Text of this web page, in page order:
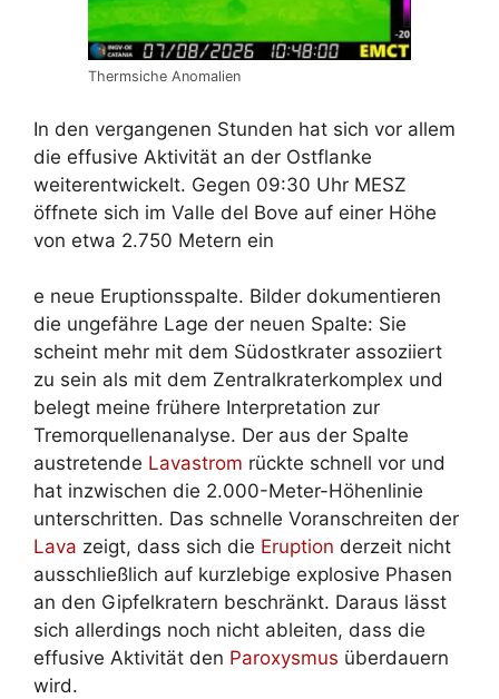
Thermsiche Anomalien
In den vergangenen Stunden hat sich vor allem
die effusive Aktivität an der Ostflanke
weiterentwickelt. Gegen 09:30 Uhr MESZ
öffnete sich im Valle del Bove auf einer Höhe
von etwa 2.750 Metern ein
e neue Eruptionsspalte. Bilder dokumentieren
die ungefähre Lage der neuen Spalte: Sie
scheint mehr mit dem Südostkrater assoziiert
zu sein als mit dem Zentralkraterkomplex und
belegt meine frühere Interpretation zur
Tremorquellenanalyse. Der aus der Spalte
austretende Lavastrom rückte schnell vor und
hat inzwischen die 2.000-Meter-Höhenlinie
unterschritten. Das schnelle Voranschreiten der
Lava zeigt, dass sich die Eruption derzeit nicht
ausschließlich auf kurzlebige explosive Phasen
an den Gipfelkratern beschränkt. Daraus lässt
sich allerdings noch nicht ableiten, dass die
effusive Aktivität den Paroxysmus überdauern
wird.